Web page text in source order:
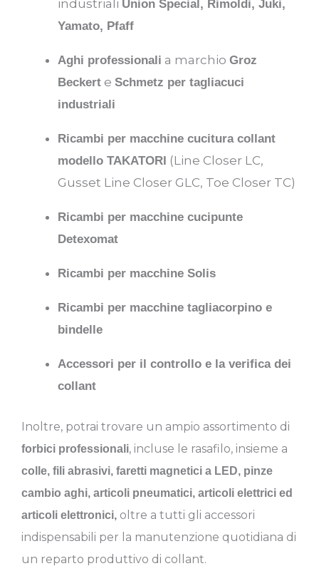
industriali Union Special, Rimoldi, Juki,
Yamato, Pfaff
Aghi professionali a marchio Groz
Beckert e Schmetz per tagliacuci
industriali
Ricambi per macchine cucitura collant
modello TAKATORI (Line Closer LC,
Gusset Line Closer GLC, Toe Closer TC)
Ricambi per macchine cucipunte
Detexomat
Ricambi per macchine Solis
Ricambi per macchine tagliacorpino e
bindelle
Accessori per il controllo e la verifica dei
collant
Inoltre, potrai trovare un ampio assortimento di
forbici professionali, incluse le rasafilo, insieme a
colle, fili abrasivi, faretti magnetici a LED, pinze
cambio aghi, articoli pneumatici, articoli elettrici ed
articoli elettronici, oltre a tutti gli accessori
indispensabili per la manutenzione quotidiana di
un reparto produttivo di collant.